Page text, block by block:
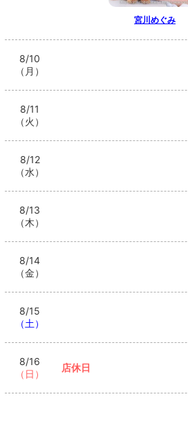
宮川めぐみ
8/10
（月）
8/11
（火）
8/12
（水）
8/13
（木）
8/14
（金）
8/15
（土）
8/16
（日）
店休日